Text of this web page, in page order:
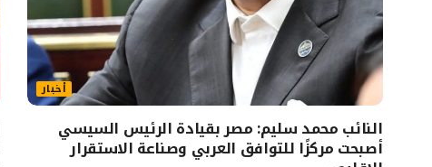
أخبار
النائب محمد سليم: مصر بقيادة الرئيس السيسي
أصبحت مركزًا للتوافق العربي وصناعة الاستقرار